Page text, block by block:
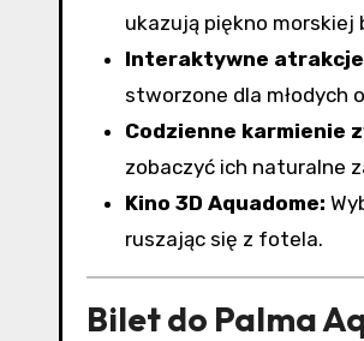
ukazują piękno morskiej
Interaktywne
stworzone dla młodych
Codzienne karmienie
zobaczyć ich naturalne
Kino 3D Aquadome:
ruszając się z fotela.
Bilet do Palma